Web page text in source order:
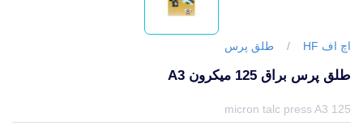
اچ اف HF / طلق پرس
طلق پرس براق 125 میکرون A3
125 micron talc press A3